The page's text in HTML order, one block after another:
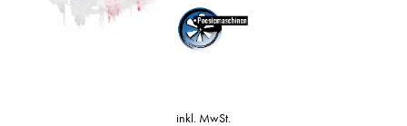
inkl. MwSt.